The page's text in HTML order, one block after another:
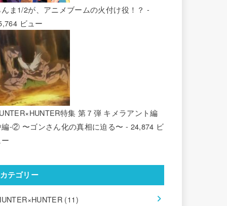
ま1/2が、アニメブームの火付け役！？ -
ビュー
特集 第７弾 キメラアント編
編-② 〜ゴンさん化の真相に迫る〜 - 24,874 ビ
カテゴリー
(11)